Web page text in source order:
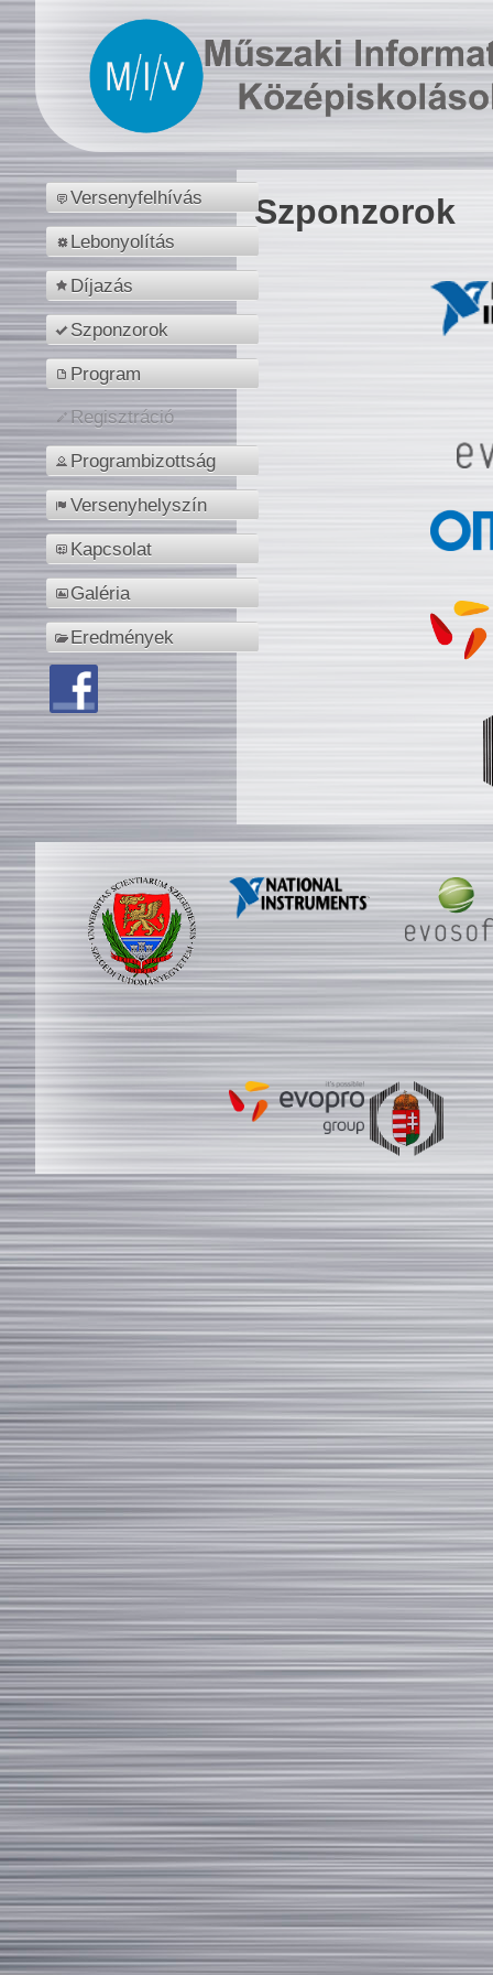
Versenyfelhívás
Lebonyolítás
Díjazás
Szponzorok
Program
Regisztráció
Programbizottság
Versenyhelyszín
Kapcsolat
Galéria
Eredmények
Szponzorok